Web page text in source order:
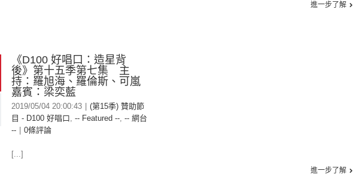
進一步了解
《D100 好唱口：造星背
後》第十五季第七集 主
持：羅旭海、羅倫斯、可嵐
嘉賓：梁奕藍
2019/05/04 20:00:43
(第15季) 贊助節
目 - D100 好唱口, -- Featured --, -- 網台
--
0條評論
[...]
進一步了解